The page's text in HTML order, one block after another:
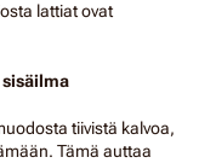
lattiat ovat
sisäilma
tiivistä kalvoa,
Tämä auttaa